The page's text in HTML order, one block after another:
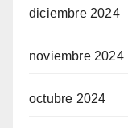
diciembre 2024
noviembre 2024
octubre 2024